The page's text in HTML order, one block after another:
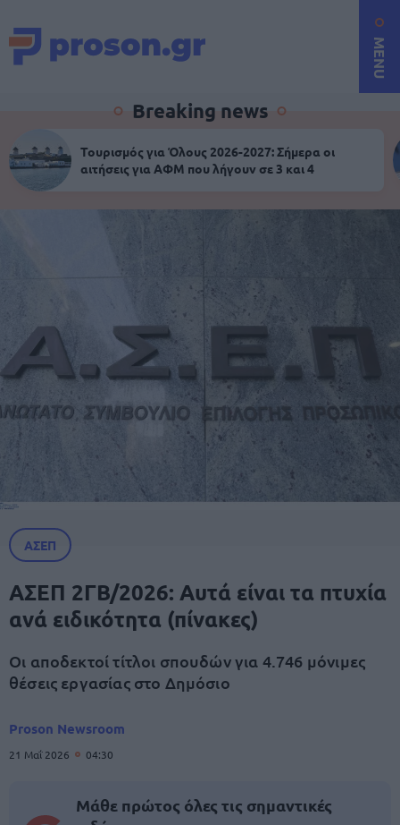
MENU
Breaking news
Τουρισμός για Όλους 2026-2027: Σήμερα οι
αιτήσεις για ΑΦΜ που λήγουν σε 3 και 4
ΑΣΕΠ
ΑΣΕΠ 2ΓΒ/2026: Αυτά είναι τα πτυχία
ανά ειδικότητα (πίνακες)
Οι αποδεκτοί τίτλοι σπουδών για 4.746 μόνιμες
θέσεις εργασίας στο Δημόσιο
Proson Newsroom
21 Μαΐ 2026 04:30
Μάθε πρώτος όλες τις σημαντικές